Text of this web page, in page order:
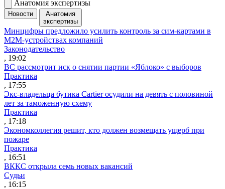
Анатомия экспертизы
Новости
Анатомия
экспертизы
Минцифры предложило усилить контроль за сим-картами в
M2M-устройствах компаний
Законодательство
, 19:02
ВС рассмотрит иск о снятии партии «Яблоко» с выборов
Практика
, 17:55
Экс-владельца бутика Cartier осудили на девять с половиной
лет за таможенную схему
Практика
, 17:18
Экономколлегия решит, кто должен возмещать ущерб при
пожаре
Практика
, 16:51
ВККС открыла семь новых вакансий
Судьи
, 16:15